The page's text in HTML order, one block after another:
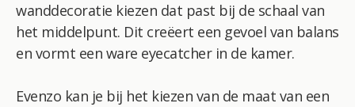
wanddecoratie kiezen dat past bij de schaal van
het middelpunt. Dit creëert een gevoel van balans
en vormt een ware eyecatcher in de kamer.
Evenzo kan je bij het kiezen van de maat van een